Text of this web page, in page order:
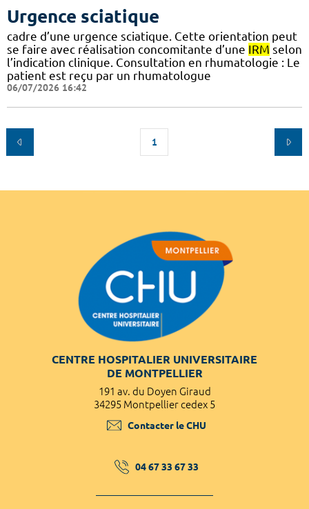
Urgence sciatique
cadre d’une urgence sciatique. Cette orientation peut
se faire avec réalisation concomitante d’une IRM selon
l’indication clinique. Consultation en rhumatologie : Le
patient est reçu par un rhumatologue
06/07/2026 16:42
1
CENTRE HOSPITALIER UNIVERSITAIRE
DE MONTPELLIER
191 av. du Doyen Giraud
34295 Montpellier cedex 5
Contacter le CHU
04 67 33 67 33